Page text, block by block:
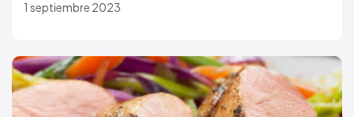
1 septiembre 2023